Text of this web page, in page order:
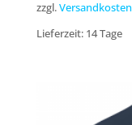
zzgl.Versandkosten
Lieferzeit: 14 Tage